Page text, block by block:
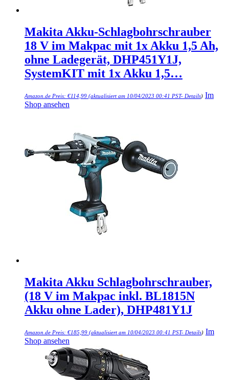
Makita Akku-Schlagbohrschrauber
18 V im Makpac mit 1x Akku 1,5 Ah,
ohne Ladegerät, DHP451Y1J,
SystemKIT mit 1x Akku 1,5…
Amazon.de Preis: €114,99 (aktualisiert am 10/04/2023 00:41 PST- Details) Im
Shop ansehen
Makita Akku Schlagbohrschrauber,
(18 V im Makpac inkl. BL1815N
Akku ohne Lader), DHP481Y1J
Amazon.de Preis: €185,99 (aktualisiert am 10/04/2023 00:41 PST- Details) Im
Shop ansehen